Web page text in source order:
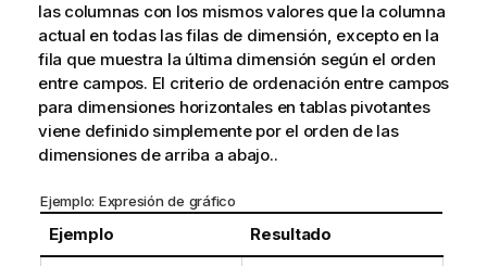
las columnas con los mismos valores que la columna
actual en todas las filas de dimensión, excepto en la
fila que muestra la última dimensión según el orden
entre campos. El criterio de ordenación entre campos
para dimensiones horizontales en tablas pivotantes
viene definido simplemente por el orden de las
dimensiones de arriba a abajo..
Ejemplo: Expresión de gráfico
Ejemplo Resultado